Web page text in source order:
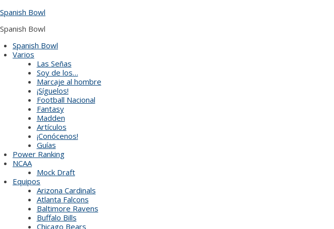
to
Spanish Bowl
Spanish Bowl
Spanish Bowl
Varios
Las Señas
Soy de los…
Marcaje al hombre
¡Síguelos!
Football Nacional
Fantasy
Madden
Artículos
¡Conócenos!
Guías
Power Ranking
NCAA
Mock Draft
Equipos
Arizona Cardinals
Atlanta Falcons
Baltimore Ravens
Buffalo Bills
Chicago Bears